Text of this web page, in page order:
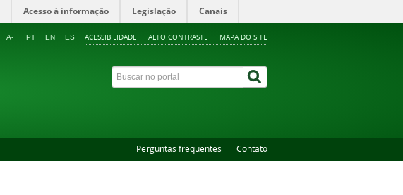
Acesso à informação Legislação Canais
ACESSIBILIDADE ALTO CONTRASTE MAPA DO SITE
A- PT EN ES
Perguntas frequentes Contato